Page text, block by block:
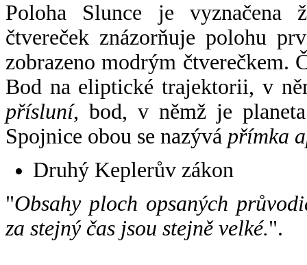
Poloha Slunce je vyznačena
čtvereček znázorňuje polohu
zobrazeno modrým čtverečkem.
Bod na eliptické trajektorii, v
přísluní, bod, v němž je
Spojnice obou se nazývá přímka
Druhý Keplerův zákon
"Obsahy ploch opsaných
za stejný čas jsou stejně velké.".